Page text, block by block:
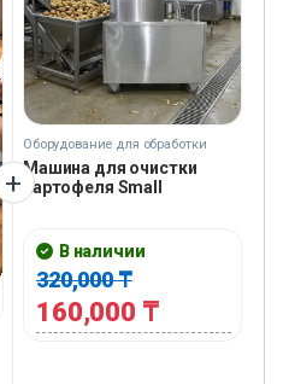
Оборудование для обработки
овощей
Машина для очистки
картофеля Small
В наличии
320,000₸
160,000 ₸